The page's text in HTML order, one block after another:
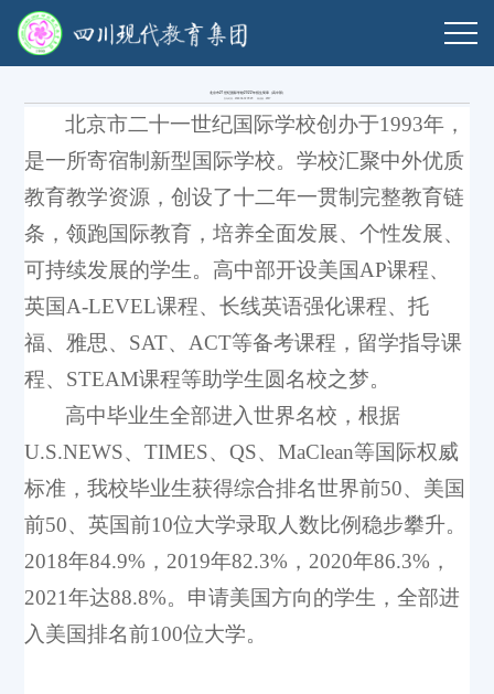
北京市21世纪国际学校2022年招生简章（高中部）
发布时间：2022-06-02 09:29 阅读量： 2347
北京市二十一世纪国际学校创办于1993年，
是一所寄宿制新型国际学校。学校汇聚中外优质
教育教学资源，创设了十二年一贯制完整教育链
条，领跑国际教育，培养全面发展、个性发展、
可持续发展的学生。高中部开设美国AP课程、
英国A-LEVEL课程、长线英语强化课程、托
福、雅思、SAT、ACT等备考课程，留学指导课
程、STEAM课程等助学生圆名校之梦。
高中毕业生全部进入世界名校，根据
U.S.NEWS、TIMES、QS、MaClean等国际权威
标准，我校毕业生获得综合排名世界前50、美国
前50、英国前10位大学录取人数比例稳步攀升。
2018年84.9%，2019年82.3%，2020年86.3%，
2021年达88.8%。申请美国方向的学生，全部进
入美国排名前100位大学。